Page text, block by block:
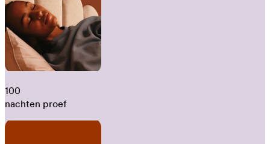
100
nachten proef